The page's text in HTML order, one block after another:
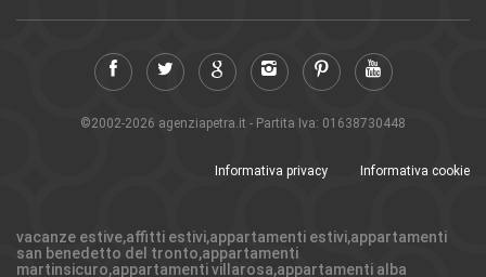
©2002-2026 agenziapetra.it - Partita Iva: 01638730448
Informativa cookie
Informativa privacy
vacanze estive,affitti estivi,appartamenti estivi,appartamenti
san benedetto del tronto,appartamenti
martinsicuro,appartamenti villarosa,appartamenti alba